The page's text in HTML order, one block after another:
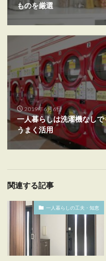
ものを厳選
2019年6月6日
一人暮らしは洗濯機なし
うまく活用
関連する記事
一人暮らしの工夫・知恵